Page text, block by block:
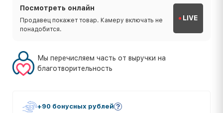
Посмотреть онлайн
Продавец покажет товар. Камеру включать не
понадобится.
LIVE
Мы перечисляем часть от выручки на
благотворительность
+90 бонусных рублей